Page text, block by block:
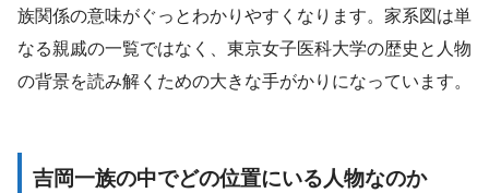
族関係の意味がぐっとわかりやすくなります。家系図は単
なる親戚の一覧ではなく、東京女子医科大学の歴史と人物
の背景を読み解くための大きな手がかりになっています。
吉岡一族の中でどの位置にいる人物なのか